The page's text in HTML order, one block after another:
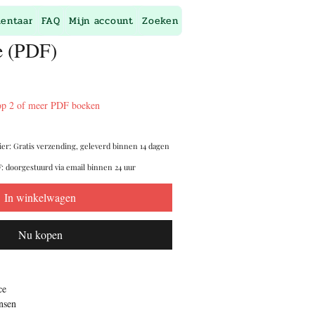
FAQ Mijn account Zoeken
(PDF)
2 of meer PDF boeken
In winkelwagen
Nu kopen
Gratis verzending, geleverd binnen 14 dagen
doorgestuurd via email binnen 24 uur